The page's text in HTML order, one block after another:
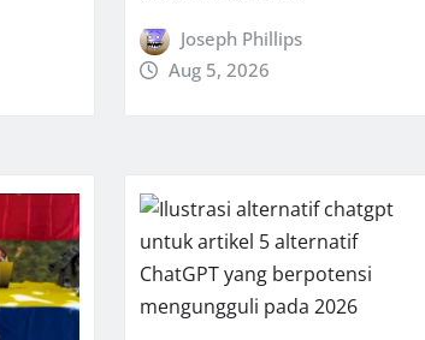
Joseph Phillips
Aug 5, 2026